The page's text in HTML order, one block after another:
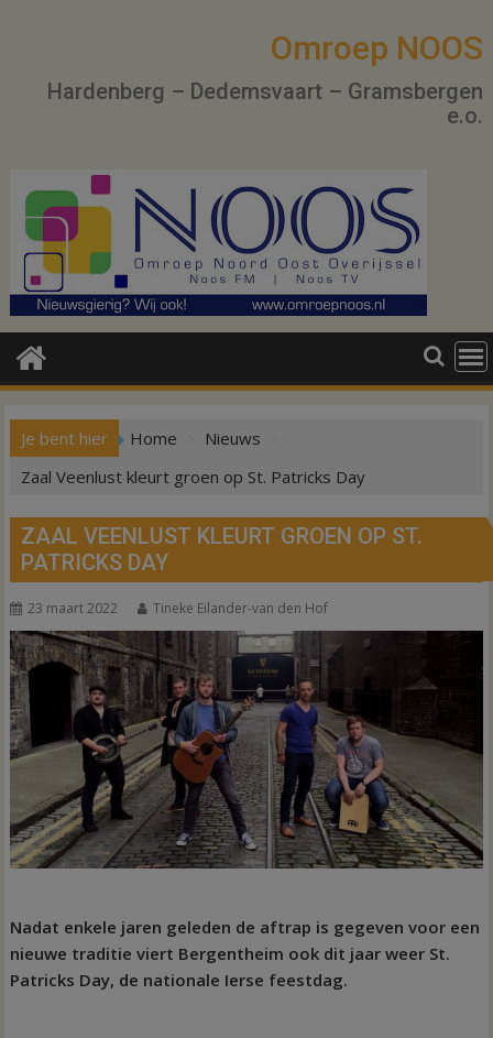
Omroep NOOS
Hardenberg – Dedemsvaart – Gramsbergen
e.o.
Je bent hier Home
Nieuws
Zaal Veenlust kleurt groen op St. Patricks Day
ZAAL VEENLUST KLEURT GROEN OP ST.
PATRICKS DAY
23 maart 2022 Tineke Eilander-van den Hof
Nadat enkele jaren geleden de aftrap is gegeven voor een
nieuwe traditie viert Bergentheim ook dit jaar weer St.
Patricks Day, de nationale Ierse feestdag.